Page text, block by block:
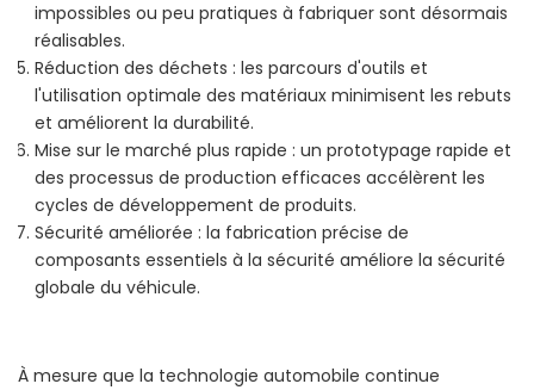
impossibles ou peu pratiques à fabriquer sont désormais
réalisables.
Réduction des déchets : les parcours d'outils et
l'utilisation optimale des matériaux minimisent les rebuts
et améliorent la durabilité.
Mise sur le marché plus rapide : un prototypage rapide et
des processus de production efficaces accélèrent les
cycles de développement de produits.
Sécurité améliorée : la fabrication précise de
composants essentiels à la sécurité améliore la sécurité
globale du véhicule.
À mesure que la technologie automobile continue